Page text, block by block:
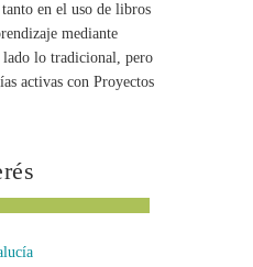
en el uso de libros
mediante
lado lo tradicional, pero
activas con Proyectos